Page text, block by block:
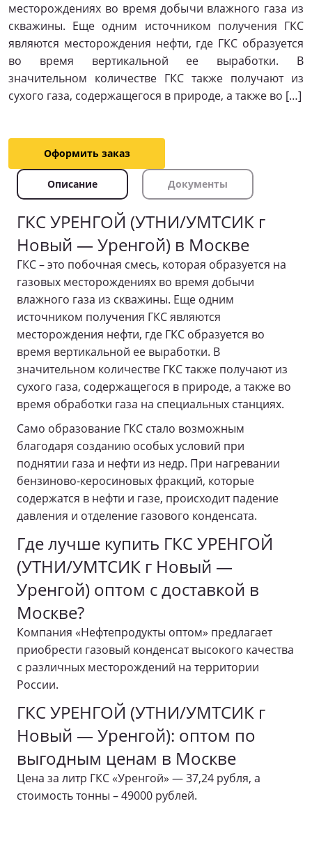
месторождениях во время добычи влажного газа из
скважины. Еще одним источником получения ГКС
являются месторождения нефти, где ГКС образуется
во время вертикальной ее выработки. В
значительном количестве ГКС также получают из
сухого газа, содержащегося в природе, а также во […]
Оформить заказ
Описание Документы
ГКС УРЕНГОЙ (УТНИ/УМТСИК г
Новый — Уренгой) в Москве
ГКС – это побочная смесь, которая образуется на
газовых месторождениях во время добычи
влажного газа из скважины. Еще одним
источником получения ГКС являются
месторождения нефти, где ГКС образуется во
время вертикальной ее выработки. В
значительном количестве ГКС также получают из
сухого газа, содержащегося в природе, а также во
время обработки газа на специальных станциях.
Само образование ГКС стало возможным
благодаря созданию особых условий при
поднятии газа и нефти из недр. При нагревании
бензиново-керосиновых фракций, которые
содержатся в нефти и газе, происходит падение
давления и отделение газового конденсата.
Где лучше купить ГКС УРЕНГОЙ
(УТНИ/УМТСИК г Новый —
Уренгой) оптом с доставкой в
Москве?
Компания «Нефтепродукты оптом» предлагает
приобрести газовый конденсат высокого качества
с различных месторождений на территории
России.
ГКС УРЕНГОЙ (УТНИ/УМТСИК г
Новый — Уренгой): оптом по
выгодным ценам в Москве
Цена за литр ГКС «Уренгой» — 37,24 рубля, а
стоимость тонны – 49000 рублей.